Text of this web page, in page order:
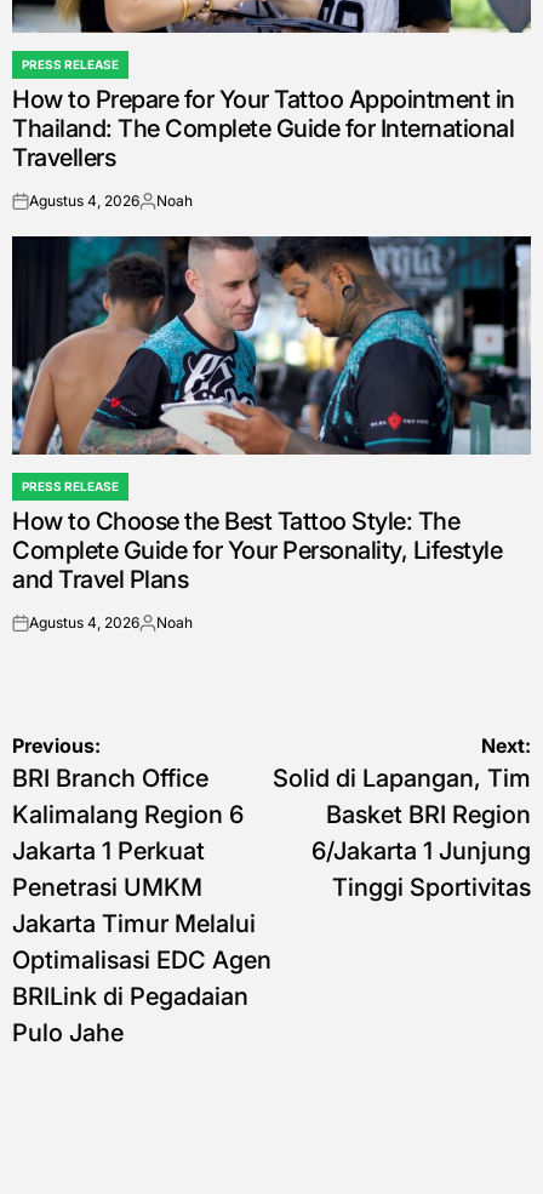
POSTED
IN
PRESS RELEASE
How to Prepare for Your Tattoo Appointment in
Thailand: The Complete Guide for International
Travellers
onAgustus 4, 2026Posted
Noah
POSTED
IN
PRESS RELEASE
How to Choose the Best Tattoo Style: The
Complete Guide for Your Personality, Lifestyle
and Travel Plans
onAgustus 4, 2026Posted
Noah
Navigasi
pos
Previous:
BRI Branch Office
Kalimalang Region 6
Jakarta 1 Perkuat
Penetrasi UMKM
Jakarta Timur Melalui
Optimalisasi EDC Agen
BRILink di Pegadaian
Pulo Jahe
Next:
Solid di Lapangan, Tim
Basket BRI Region
6/Jakarta 1 Junjung
Tinggi Sportivitas